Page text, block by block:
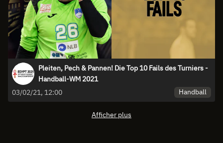
Pleiten, Pech & Pannen! Die Top 10 Fails des Turniers -
Handball-WM 2021
03/02/21, 12:00
Handball
Afficher plus